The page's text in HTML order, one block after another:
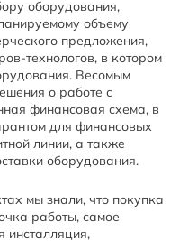
оборудования,
объему
предложения,
технологов, в котором
Весомым
о работе с
финансовая схема, в
для финансовых
линии, а также
оборудования.
мы знали, что покупка
работы, самое
инсталляция,